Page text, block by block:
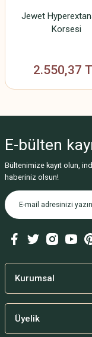
Jewet
Korsesi
2.550,37
E-bülten
Bültenimize kayıt olun,
haberiniz olsun!
Kurumsal
Üyelik